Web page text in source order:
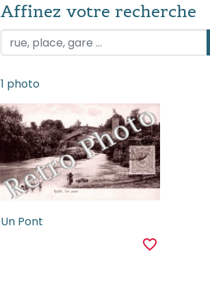
Affinez votre recherche
Affinez votre recherche
1 photo
Un Pont
favorite_border